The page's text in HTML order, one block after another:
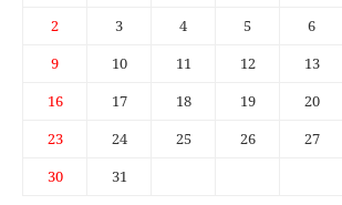
2
3 4 5 6
9
10 11 12 13
16
17 18 19 20
23
24 25 26 27
30
31